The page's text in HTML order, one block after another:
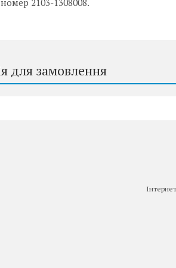
2103-1308008.
для замовлення